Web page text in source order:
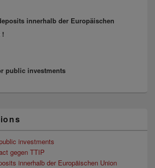
innerhalb der Europäischen
!
public investments
investments
gegen TTIP
innerhalb der Europäischen Union